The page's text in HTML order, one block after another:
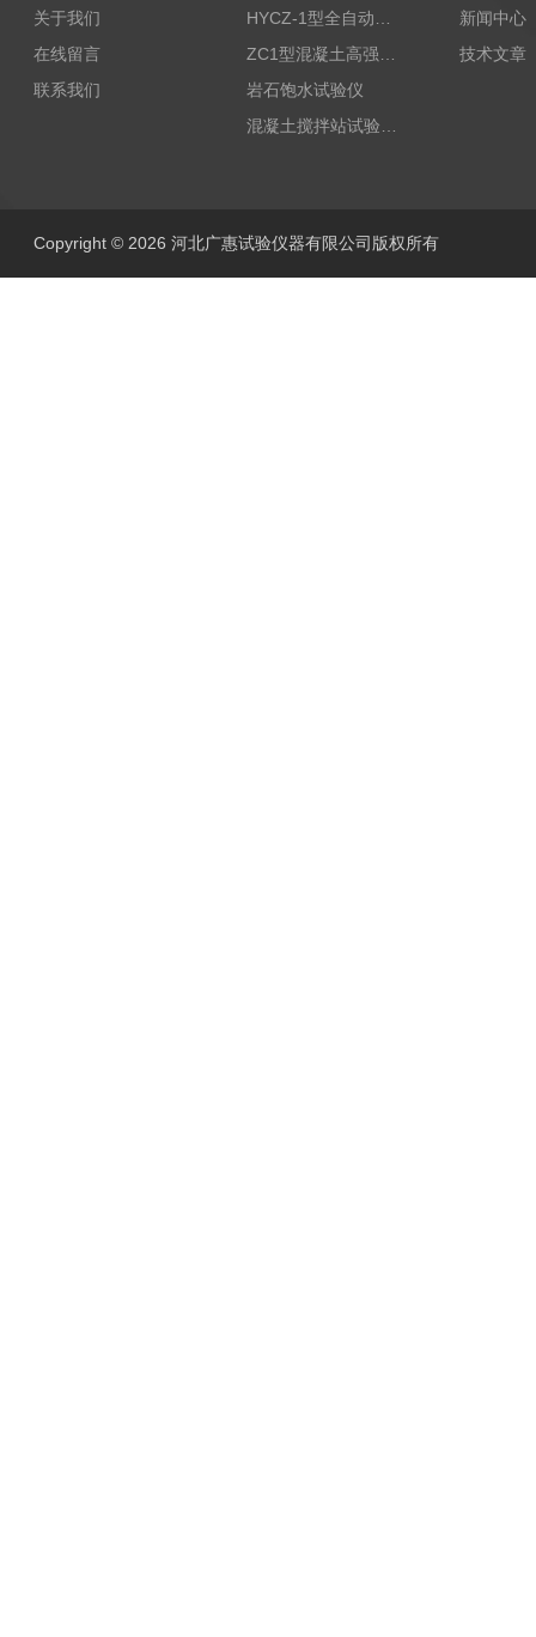
关于我们
在线留言
联系我们
岩石饱水试验仪
新闻中心
技术文章
Copyright © 2026 河北广惠试验仪器有限公司版权所有